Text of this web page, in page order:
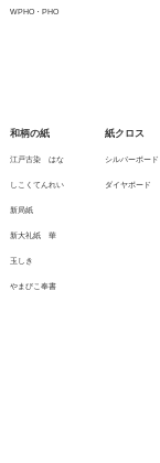
WPHO・PHO
和柄の紙
江戸古染 はな
しこくてんれい
新局紙
新大礼紙 華
玉しき
やまびこ奉書
紙クロス
シルバーボード
ダイヤボード